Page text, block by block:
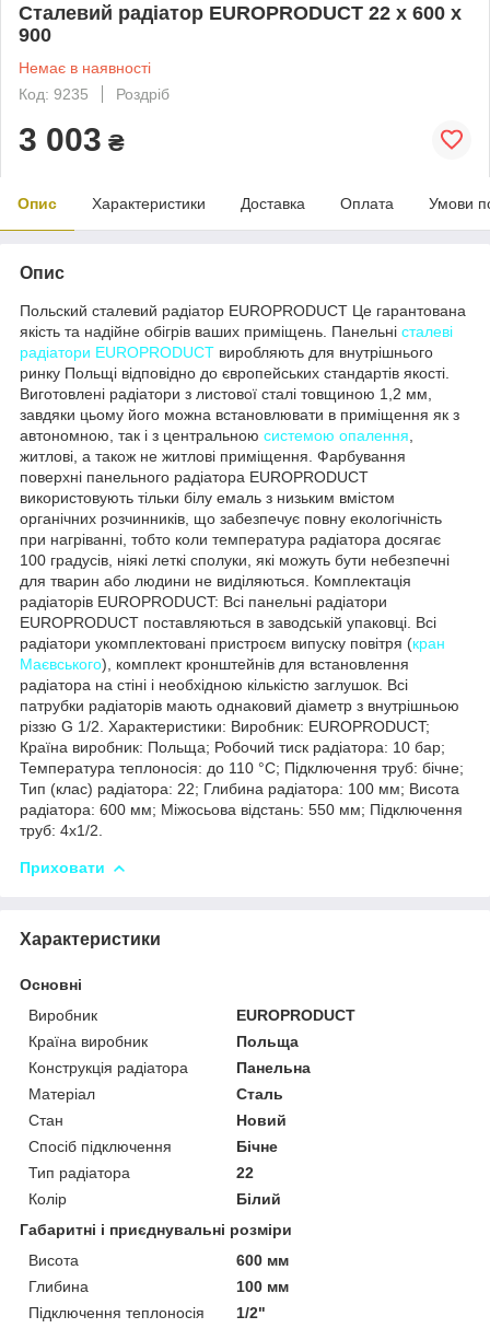
Сталевий радіатор EUROPRODUCT 22 x 600 x
900
Немає в наявності
Код: 9235
Роздріб
3 003 ₴
Опис Характеристики Доставка Оплата Умови
Опис
Польский сталевий радіатор EUROPRODUCT Це гарантована
якість та надійне обігрів ваших приміщень. Панельні сталеві
радіатори EUROPRODUCT виробляють для внутрішнього
ринку Польщі відповідно до європейських стандартів якості.
Виготовлені радіатори з листової сталі товщиною 1,2 мм,
завдяки цьому його можна встановлювати в приміщення як з
автономною, так і з центральною системою опалення
житлові, а також не житлові приміщення. Фарбування
поверхні панельного радіатора EUROPRODUCT
використовують тільки білу емаль з низьким вмістом
органічних розчинників, що забезпечує повну екологічність
при нагріванні, тобто коли температура радіатора досягає
100 градусів, ніякі леткі сполуки, які можуть бути небезпечні
для тварин або людини не виділяються. Комплектація
радіаторів EUROPRODUCT: Всі панельні радіатори
EUROPRODUCT поставляються в заводській упаковці. Всі
радіатори укомплектовані пристроєм випуску повітря (кран
Маєвського), комплект кронштейнів для встановлення
радіатора на стіні і необхідною кількістю заглушок. Всі
патрубки радіаторів мають однаковий діаметр з внутрішньою
різзю G 1/2. Характеристики: Виробник: EUROPRODUCT;
Країна виробник: Польща; Робочий тиск радіатора: 10 бар;
Температура теплоносія: до 110 °С; Підключення труб: бічне;
Тип (клас) радіатора: 22; Глибина радіатора: 100 мм; Висота
радіатора: 600 мм; Міжосьова відстань: 550 мм; Підключення
труб: 4x1/2.
Приховати
Характеристики
Основні
Виробник
EUROPRODUCT
Країна виробник
Польща
Конструкція радіатора
Панельна
Матеріал
Сталь
Стан
Новий
Спосіб підключення
Бічне
Тип радіатора
22
Колір
Білий
Габаритні і приєднувальні розміри
Висота
600 мм
Глибина
100 мм
Підключення теплоносія
1/2"